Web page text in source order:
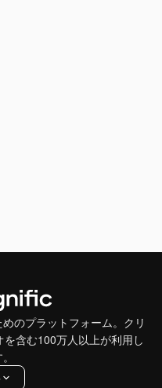
のプラットフォーム。クリ
含む100万人以上が利用し